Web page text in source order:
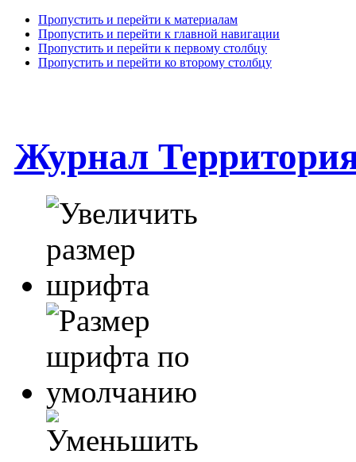
Пропустить и перейти к материалам
Пропустить и перейти к главной навигации
Пропустить и перейти к первому столбцу
Пропустить и перейти ко второму столбцу
Журнал